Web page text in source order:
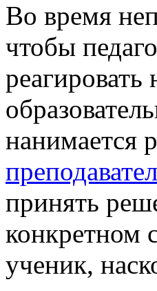
Во время
чтобы
нанимается
принять
конкретном
ученик,